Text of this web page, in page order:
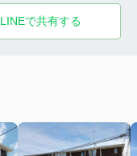
LINEで共有する